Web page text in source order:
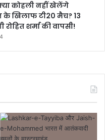
कोहली नहीं खेलेंगे
के खिलाफ टी20 मैच? 13
रोहित शर्मा की वापसी!